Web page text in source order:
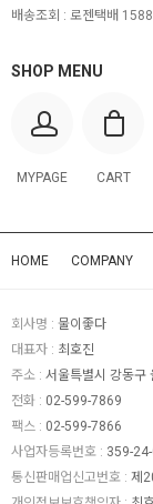
SHOP MENU
MYPAGE CART
배송조회 : 로젠택배
HOME COMPANY
회사명 : 물이좋다
대표자 : 최호진
주소 : 서울특별시 강동
전화 : 02-599-7869
팩스 : 02-599-7866
사업자등록번호 : 359-
통신판매업신고번호 : 제